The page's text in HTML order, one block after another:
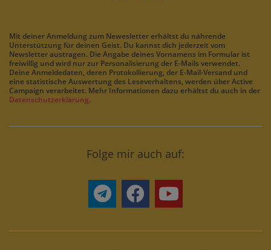
Mit deiner Anmeldung zum Newesletter erhältst du nährende
Unterstützung für deinen Geist. Du kannst dich jederzeit vom
Newsletter austragen. Die Angabe deines Vornamens im Formular ist
freiwillig und wird nur zur Personalisierung der E-Mails verwendet.
Deine Anmeldedaten, deren Protokollierung, der E-Mail-Versand und
eine statistische Auswertung des Leseverhaltens, werden über Active
Campaign verarbeitet. Mehr Informationen dazu erhältst du auch in der
Datenschutzerklärung.
Folge mir auch auf: